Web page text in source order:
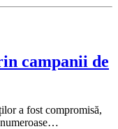
campanii de
a fost compromisă,